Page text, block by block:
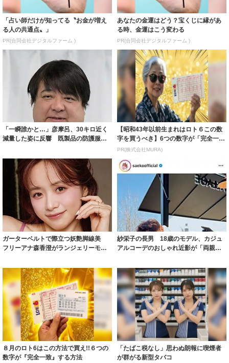
「占い師だけが知ってる〝お金が増え
る人の共通点〟」
PR(合同会社デジタルファーム )
あなたの金運はどう？宝くじに縁があ
る時、金運はこう変わる
PR(合同会社デジタルファーム )
「一瞬誰かと…」彦摩呂、30キロ近く
減量した姿に反響 既製品の防護服が
【昭和43年以前生まれはロト６この数
字を買うべき】6つの数字が「完全一
致」する方...
PR(株式会社MURA)
ガーターベルトで際立つ妖艶脚線美
フリーアナ森香澄がランジェリーモデ
紗栄子の長男 18歳のモデル、カジュ
アルコーデのおしゃれ近影が「両親の
８月のロト6はこの方法で買え!!６つの
数字が『完全一致』する方法
「たばこ税なし」思わぬ朗報に喫煙者
が群がる新型タバコ